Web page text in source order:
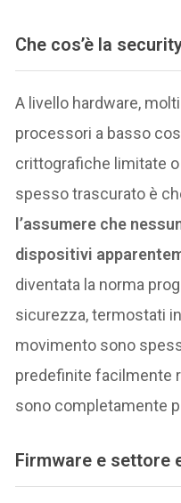
Che cos’è la
A livello hardware,
processori a basso
crittografiche limitate
spesso trascurato è
l’assumere che
dispositivi
diventata la norma
sicurezza, termostati
movimento sono
predefinite facilmente
sono completamente
Firmware e settore